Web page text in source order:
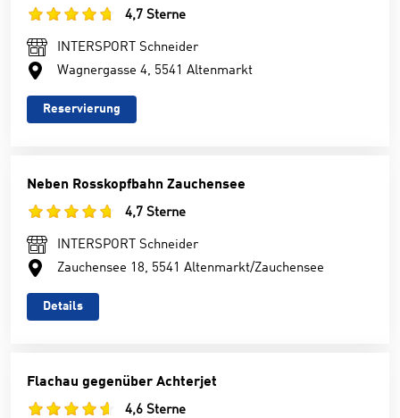
4,7 Sterne
INTERSPORT Schneider
Wagnergasse 4, 5541 Altenmarkt
Reservierung
Neben Rosskopfbahn Zauchensee
4,7 Sterne
INTERSPORT Schneider
Zauchensee 18, 5541 Altenmarkt/Zauchensee
Details
Flachau gegenüber Achterjet
4,6 Sterne